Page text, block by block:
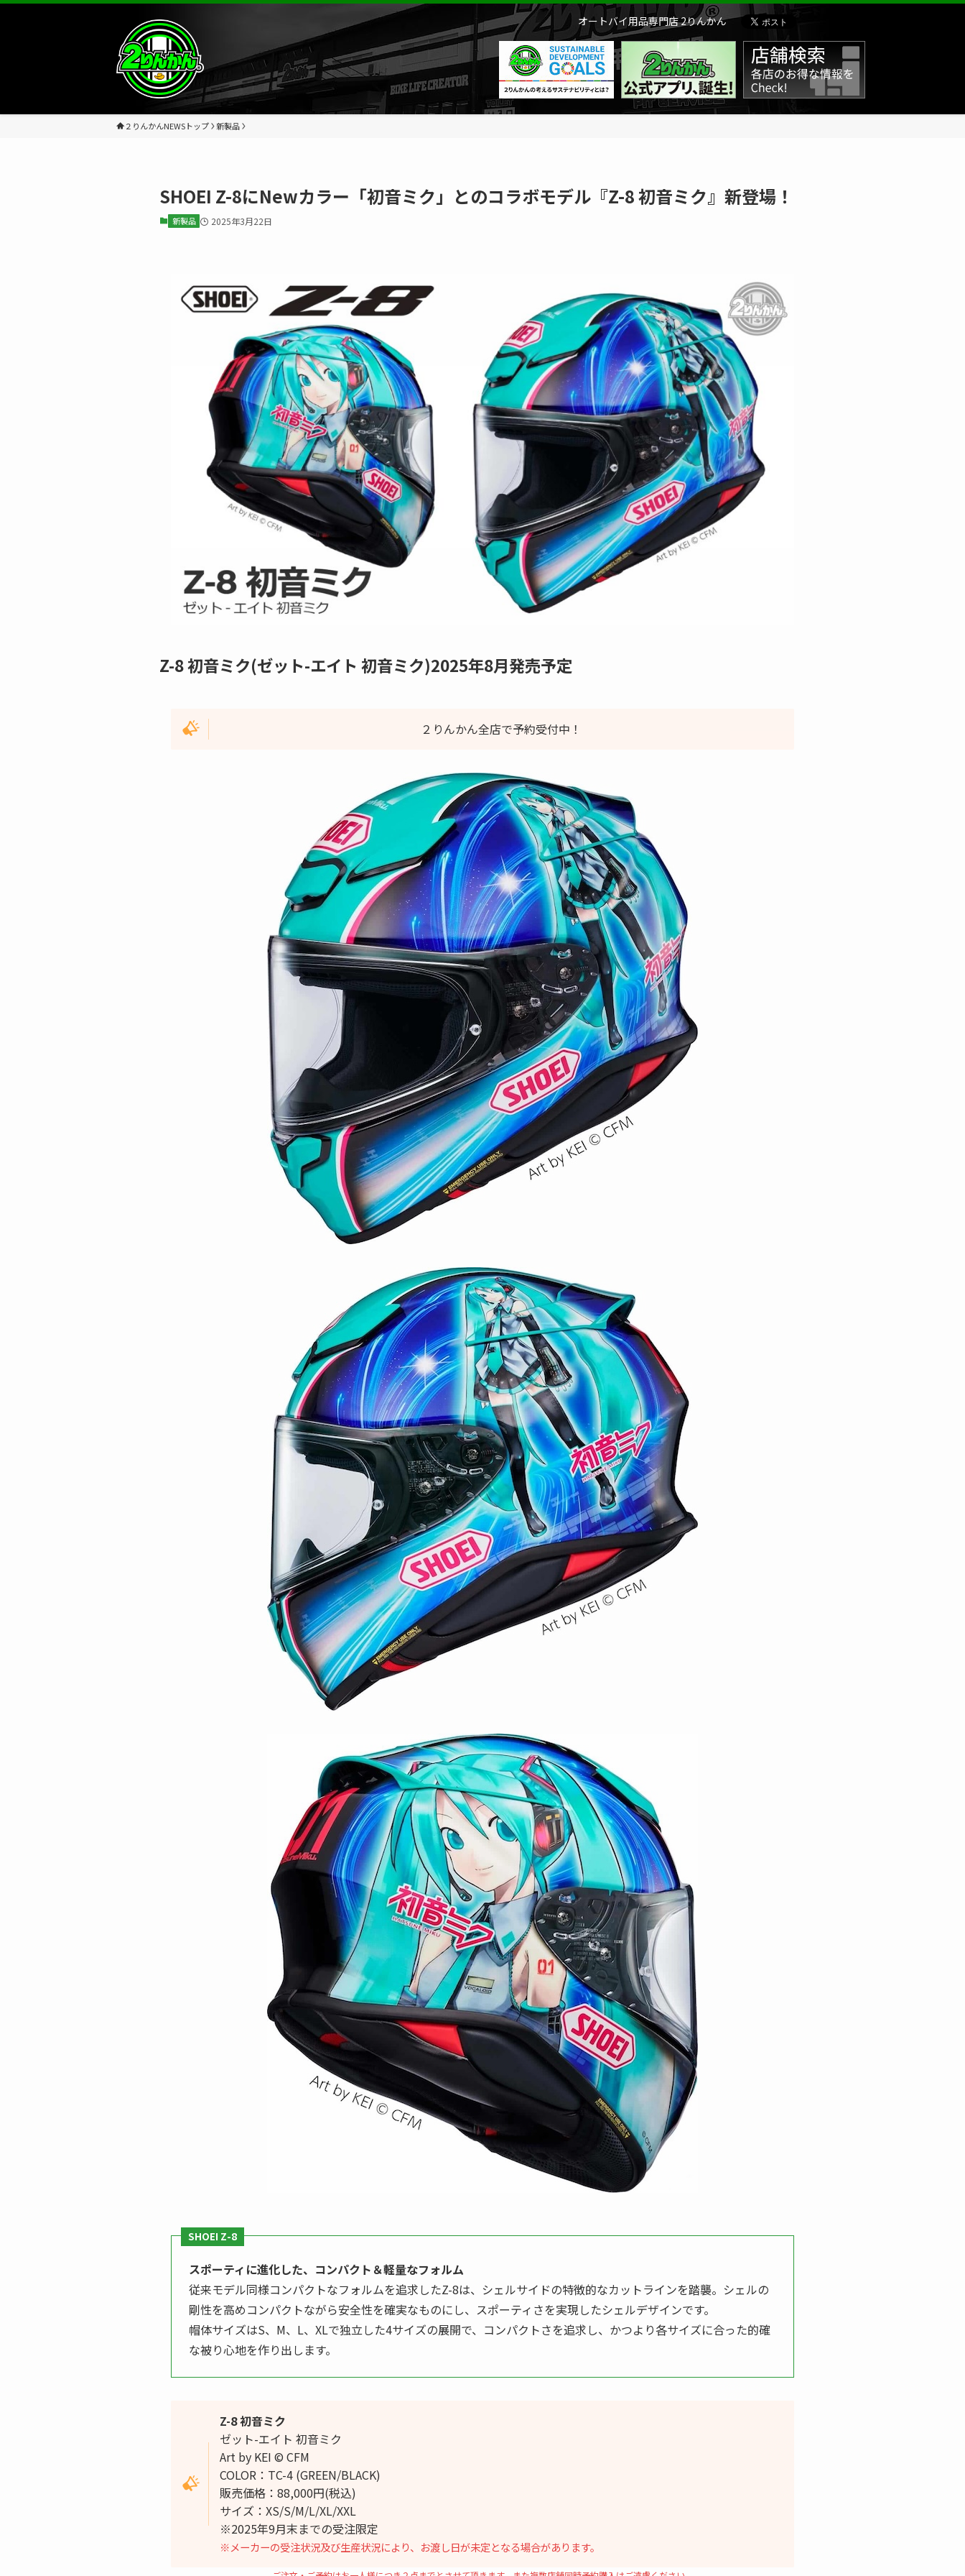
オートバイ用品専門店 2りんかん
２りんかんNEWSトップ 新製品
SHOEI Z-8にNewカラー「初音ミク」とのコラボモデル『Z-8 初音ミク』新登場！
新製品 2025年3月22日
Z-8 初音ミク(ゼット-エイト 初音ミク)2025年8月発売予定
２りんかん全店で予約受付中！
SHOEI Z-8
スポーティに進化した、コンパクト＆軽量なフォルム
従来モデル同様コンパクトなフォルムを追求したZ-8は、シェルサイドの特徴的なカットラインを踏襲。シェルの
剛性を高めコンパクトながら安全性を確実なものにし、スポーティさを実現したシェルデザインです。
帽体サイズはS、M、L、XLで独立した4サイズの展開で、コンパクトさを追求し、かつより各サイズに合った的確
な被り心地を作り出します。
Z-8 初音ミク
ゼット-エイト 初音ミク
Art by KEI © CFM
COLOR：TC-4 (GREEN/BLACK)
販売価格：88,000円(税込)
サイズ：XS/S/M/L/XL/XXL
※2025年9月末までの受注限定
※メーカーの受注状況及び生産状況により、お渡し日が未定となる場合があります。